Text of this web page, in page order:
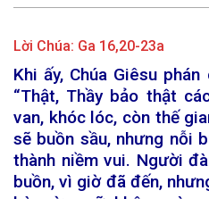
Lời Chúa: Ga 16,20-23a
Khi ấy, Chúa Giêsu
“Thật, Thầy bảo thật
van, khóc lóc, còn thế
sẽ buồn sầu, nhưng nỗi
thành niềm vui. Người
buồn, vì giờ đã đến,